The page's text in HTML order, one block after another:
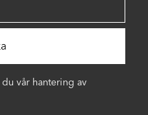
vår hantering av